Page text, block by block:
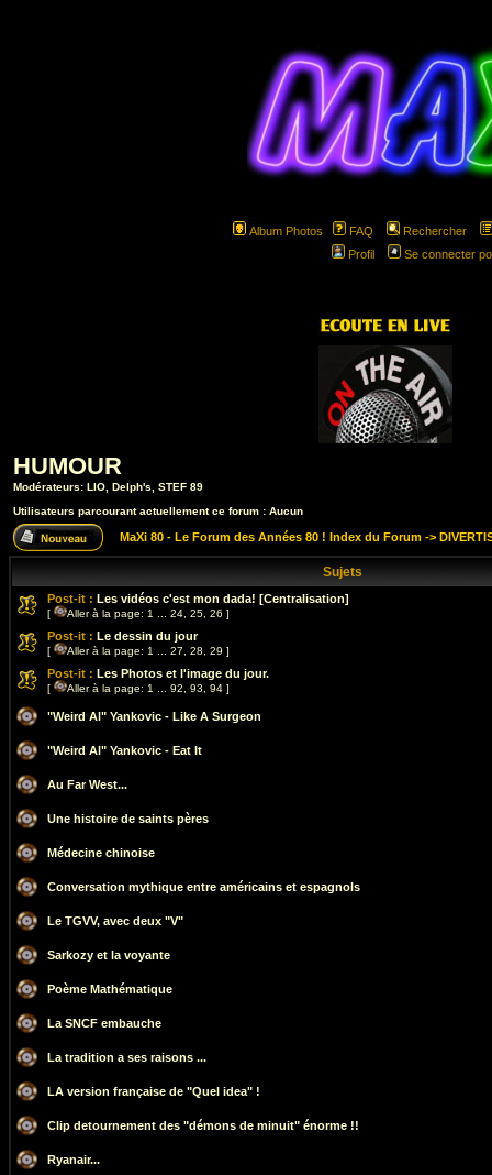
Album Photos FAQ
Rechercher
Profil
Se connecter
HUMOUR
Modérateurs: LIO Delph's
STEF 89
Utilisateurs parcourant actuellement ce forum : Aucun
MaXi 80 - Le Forum des Années 80 ! Index du Forum ->
Sujets
Post-it : Les vidéos c'est mon dada! [Centralisation]
[ Aller à la page: 1 24 25 26 ]
Post-it : Le dessin du jour
[ Aller à la page: 1 27 28 29 ]
Post-it : Les Photos et l'image du jour.
[ Aller à la page: 1 92 93 94 ]
"Weird Al" Yankovic - Like A Surgeon
"Weird Al" Yankovic - Eat It
Au Far West...
Une histoire de saints pères
Médecine chinoise
Conversation mythique entre américains et espagnols
Le TGVV, avec deux "V"
Sarkozy et la voyante
Poème Mathématique
La SNCF embauche
La tradition a ses raisons ...
LA version française de "Quel idea" !
Clip detournement des "démons de minuit" énorme !!
Ryanair...